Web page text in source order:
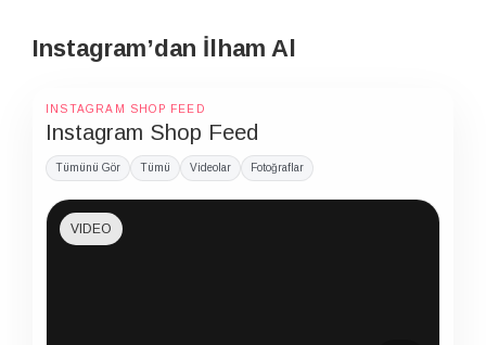
Instagram’dan İlham Al
INSTAGRAM SHOP FEED
Instagram Shop Feed
Tümünü Gör Tümü Videolar Fotoğraflar
VIDEO